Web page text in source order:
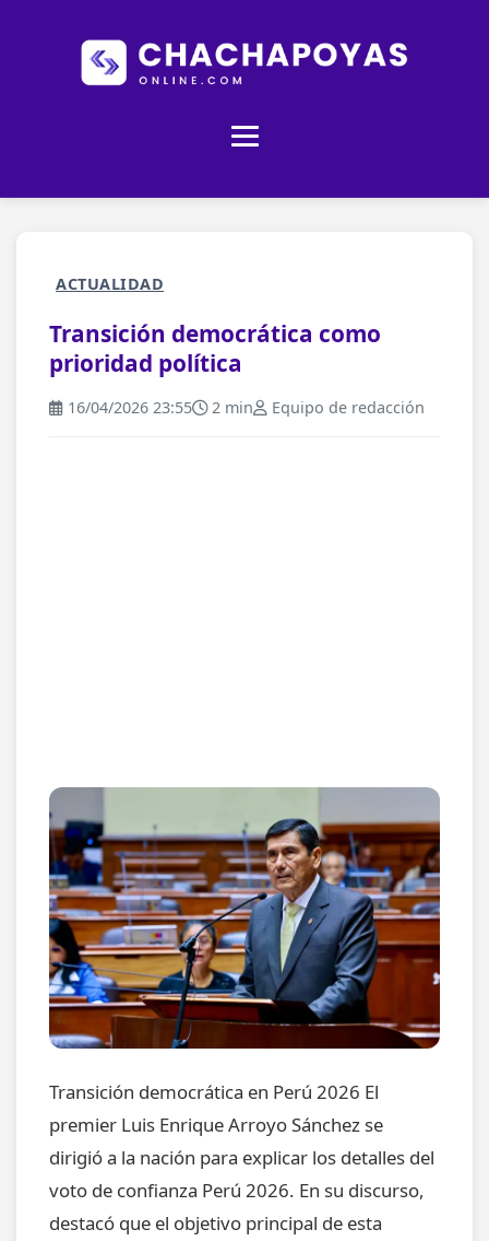
ACTUALIDAD
Transición democrática como
prioridad política
16/04/2026 23:55 2 min Equipo de redacción
Transición democrática en Perú 2026 El
premier Luis Enrique Arroyo Sánchez se
dirigió a la nación para explicar los detalles del
voto de confianza Perú 2026. En su discurso,
destacó que el objetivo principal de esta